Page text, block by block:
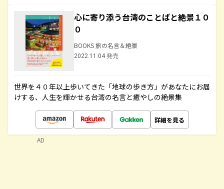
心に寄り添う台湾のことばと絶景１０
０
BOOKS 旅の名言＆絶景
2022.11.04 発売
世界を４０年以上歩いてきた「地球の歩き方」があなたにお届
けする、人生を輝かせる台湾の名言と癒やしの絶景集
詳細を見る
AD